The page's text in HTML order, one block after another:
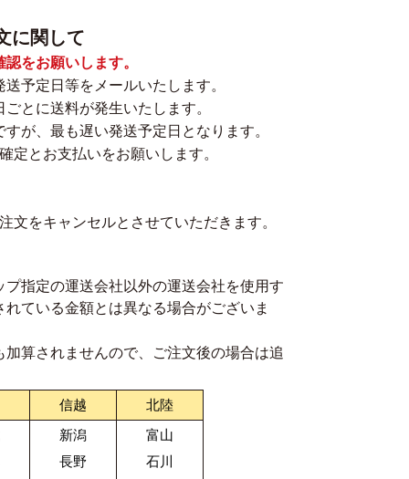
に関して
をお願いします。
予定日等をメールいたします。
とに送料が発生いたします。
が、最も遅い発送予定日となります。
定とお支払いをお願いします。
文をキャンセルとさせていただきます。
指定の運送会社以外の運送会社を使用す
ている金額とは異なる場合がございま
算されませんので、ご注文後の場合は追
信越 北陸
新潟
長野
富山
石川